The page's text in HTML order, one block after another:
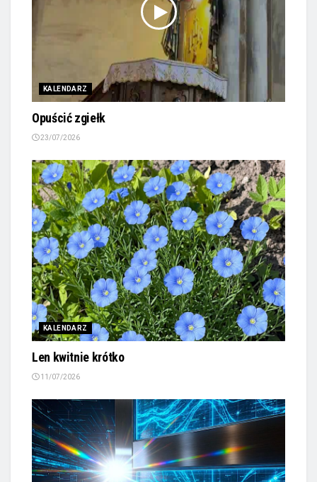
KALENDARZ
Opuścić zgiełk
23/07/2026
KALENDARZ
Len kwitnie krótko
11/07/2026